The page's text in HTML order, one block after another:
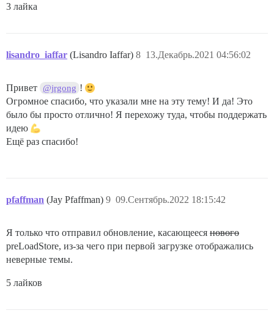
3 лайка
lisandro_iaffar (Lisandro Iaffar) 13.Декабрь.2021 04:56:02
8
Привет @jrgong !
Огромное спасибо, что указали мне на эту тему! И да! Это
было бы просто отлично! Я перехожу туда, чтобы поддержать
идею
Ещё раз спасибо!
pfaffman (Jay Pfaffman) 09.Сентябрь.2022 18:15:42
9
Я только что отправил обновление, касающееся нового
preLoadStore, из-за чего при первой загрузке отображались
неверные темы.
5 лайков